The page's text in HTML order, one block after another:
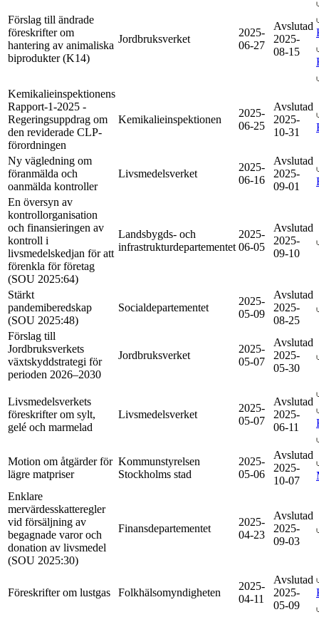
Förslag till ändrade
föreskrifter om
hantering av animaliska
biprodukter (K14)
Jordbruksverket
2025-
06-27
Avslutad
2025-
08-15
Kemikalieinspektionens
Rapport-1-2025 -
Regeringsuppdrag om
den reviderade CLP-
förordningen
Kemikalieinspektionen
2025-
06-25
Avslutad
2025-
10-31
Ny vägledning om
föranmälda och
oanmälda kontroller
Livsmedelsverket
2025-
06-16
Avslutad
2025-
09-01
En översyn av
kontrollorganisation
och finansieringen av
kontroll i
livsmedelskedjan för att
förenkla för företag
(SOU 2025:64)
Landsbygds- och
infrastrukturdepartementet
2025-
06-05
Avslutad
2025-
09-10
Stärkt
pandemiberedskap
(SOU 2025:48)
Socialdepartementet
2025-
05-09
Avslutad
2025-
08-25
Förslag till
Jordbruksverkets
växtskyddstrategi för
perioden 2026–2030
Jordbruksverket
2025-
05-07
Avslutad
2025-
05-30
Livsmedelsverkets
föreskrifter om sylt,
gelé och marmelad
Livsmedelsverket
2025-
05-07
Avslutad
2025-
06-11
Motion om åtgärder för
lägre matpriser
Kommunstyrelsen
Stockholms stad
2025-
05-06
Avslutad
2025-
10-07
Enklare
mervärdesskatteregler
vid försäljning av
begagnade varor och
donation av livsmedel
(SOU 2025:30)
Finansdepartementet
2025-
04-23
Avslutad
2025-
09-03
Föreskrifter om lustgas Folkhälsomyndigheten
2025-
04-11
Avslutad
2025-
05-09